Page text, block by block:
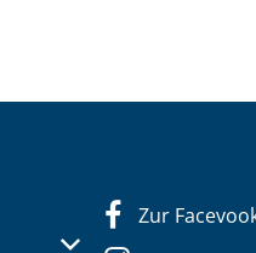
oder Schließzeiten
Zur